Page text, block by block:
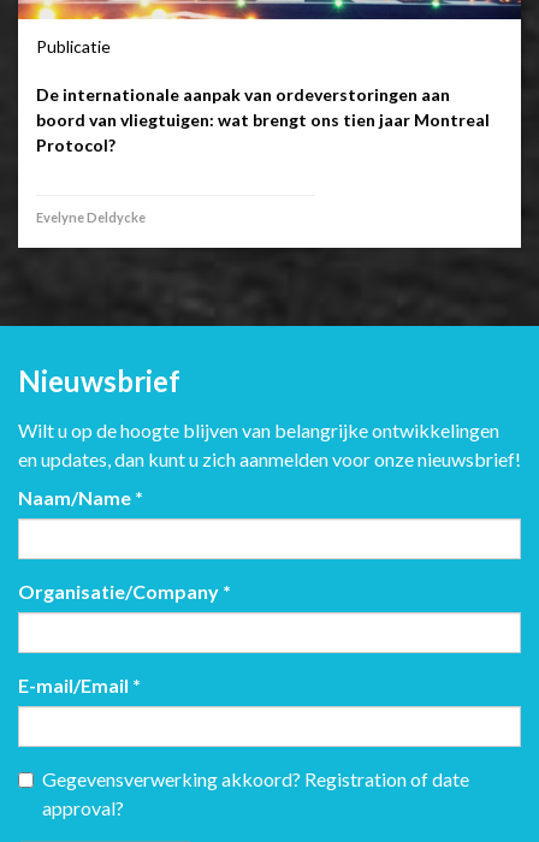
Publicatie
De internationale aanpak van ordeverstoringen aan
boord van vliegtuigen: wat brengt ons tien jaar Montreal
Protocol?
Evelyne Deldycke
Nieuwsbrief
Wilt u op de hoogte blijven van belangrijke ontwikkelingen
en updates, dan kunt u zich aanmelden voor onze nieuwsbrief!
Naam/Name *
Organisatie/Company *
E-mail/Email *
Gegevensverwerking akkoord? Registration of date
approval?